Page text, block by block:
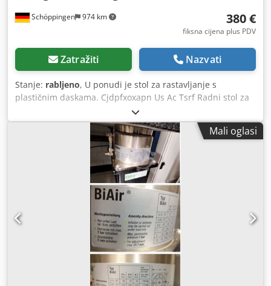
Schöppingen 974 km 380 €
fiksna cijena plus PDV
Zatražiti Nazvati
Stanje: rabljeno, U ponudi je stol za rastavljanje s
plastičnim daskama. Cjdpfxoxapn Us Ac Tsrf Radni stol za
rastavljanje s dimenzijama D: 200 cm / Š: 90 cm / V: 110 cm
Dostupno 8 komada. Dodatne informacije na upit. Plaćanje
gotovinom ili unaprijed. Prodaja isključivo pravnim
osobama, bez jamstva, bez odgovornosti.
Mali oglasi